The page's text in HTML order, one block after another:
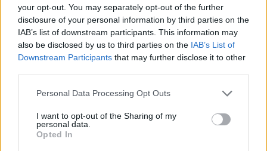
your opt-out. You may separately opt-out of the further
disclosure of your personal information by third parties on the
IAB’s list of downstream participants. This information may
also be disclosed by us to third parties on the IAB’s List of
Downstream Participants that may further disclose it to other
Personal Data Processing Opt Outs
I want to opt-out of the Sharing of my
personal data.
Opted In
Kavos vartojimas jau seniai siejamas su
geresne širdies sveikata ir ilgesne
gyvenimo trukme. Tačiau naujausi tyrimai
rodo, kad teigiamas jos poveikis priklauso
ne tik nuo kiekio, bet ir nuo to, kada bei
kaip ji geriama.